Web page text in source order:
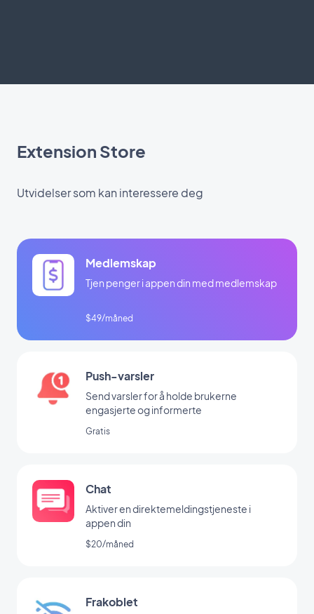
Extension Store
Utvidelser som kan interessere deg
Medlemskap
Tjen penger i appen din med medlemskap
$49/måned
Push-varsler
Send varsler for å holde brukerne
engasjerte og informerte
Gratis
Chat
Aktiver en direktemeldingstjeneste i
appen din
$20/måned
Frakoblet